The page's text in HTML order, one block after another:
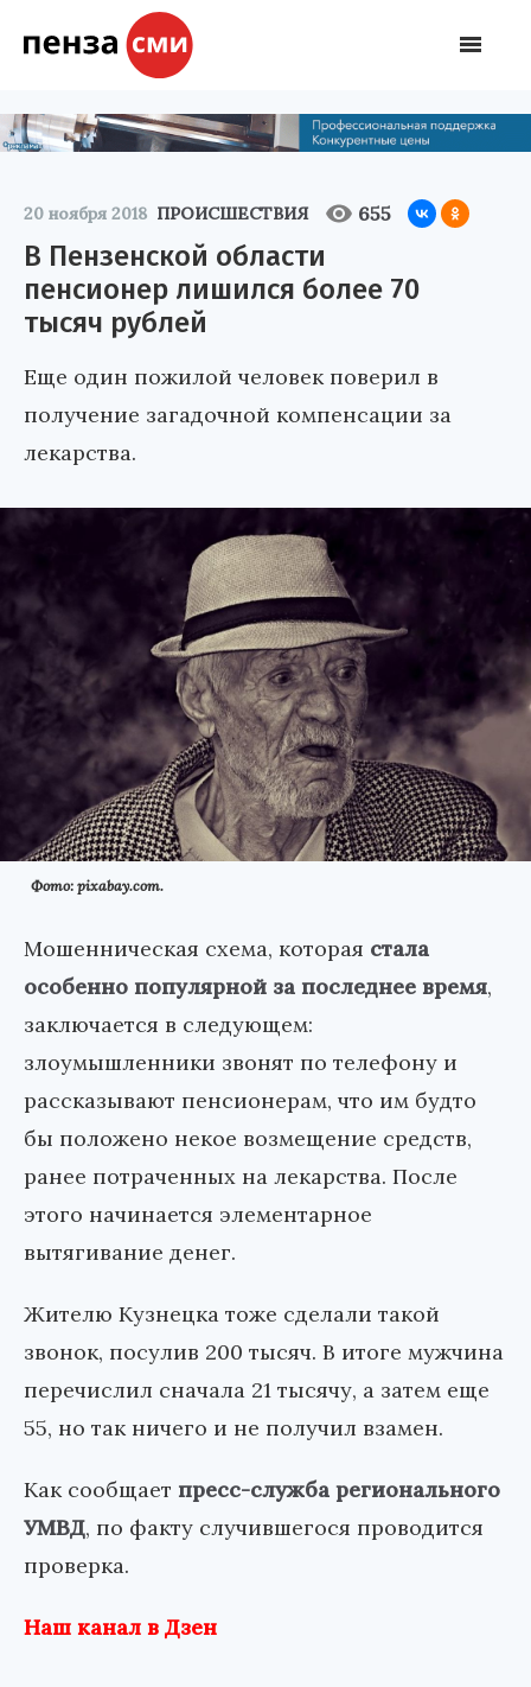
20 ноября 2018 ПРОИСШЕСТВИЯ 655
В Пензенской области
пенсионер лишился более 70
тысяч рублей
Еще один пожилой человек поверил в
получение загадочной компенсации за
лекарства.
Фото: pixabay.com.
Мошенническая схема, которая стала
особенно популярной за последнее время,
заключается в следующем:
злоумышленники звонят по телефону и
рассказывают пенсионерам, что им будто
бы положено некое возмещение средств,
ранее потраченных на лекарства. После
этого начинается элементарное
вытягивание денег.
Жителю Кузнецка тоже сделали такой
звонок, посулив 200 тысяч. В итоге мужчина
перечислил сначала 21 тысячу, а затем еще
55, но так ничего и не получил взамен.
Как сообщает пресс-служба регионального
УМВД, по факту случившегося проводится
проверка.
Наш канал в Дзен